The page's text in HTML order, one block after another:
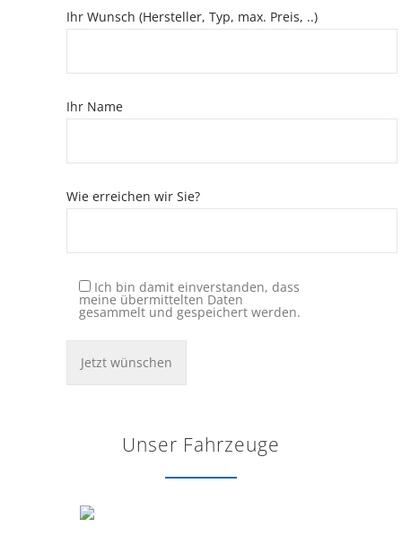
Ihr Wunsch (Hersteller, Typ, max. Preis, ..)
Ihr Name
Wie erreichen wir Sie?
Ich bin damit einverstanden, dass
meine übermittelten Daten
gesammelt und gespeichert werden.
Unser Fahrzeuge